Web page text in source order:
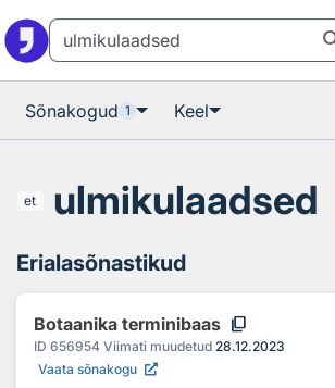
Sõnakogud 1 Keel
et ulmikulaadsed
Erialasõnastikud
Botaanika terminibaas content_copy
ID 656954 Viimati muudetud 28.12.2023
Vaata sõnakogu